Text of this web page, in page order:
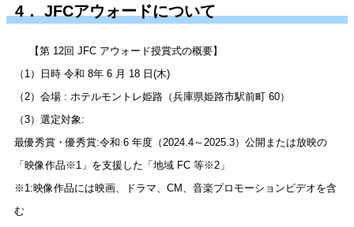
4． JFCアウォードについて
【第 12回 JFC アウォード授賞式の概要】
（1）日時 令和 8年 6 月 18 日(木)
（2）会場 : ホテルモントレ姫路（兵庫県姫路市駅前町 60）
（3）選定対象:
最優秀賞・優秀賞:令和 6 年度（2024.4～2025.3）公開または放映の
「映像作品※1」を支援した「地域 FC 等※2」
※1:映像作品には映画、ドラマ、CM、音楽プロモーションビデオを含
む